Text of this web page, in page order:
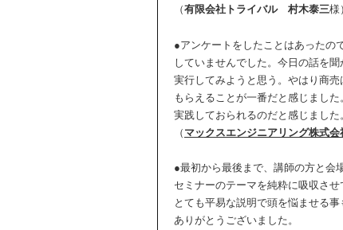
（有限会社トライバル 村木泰三様
●アンケートをしたことはあったの
していませんでした。今日の話を聞
実行してみようと思う。やはり商
もらえることが一番だと感じまし
実践しておられるのだと感じました
（ マックスエンジニアリング株式会
●最初から最後まで、講師の方と会
セミナーのテーマを純粋に吸収させ
とても平易な説明で頭を悩ませる事
ありがとうございました。